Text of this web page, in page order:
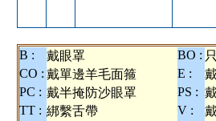
B : 戴眼罩 BO :
CO : 戴單邊羊毛面箍 E :
PC : 戴半掩防沙眼罩 PS :
TT : 綁繫舌帶 V :